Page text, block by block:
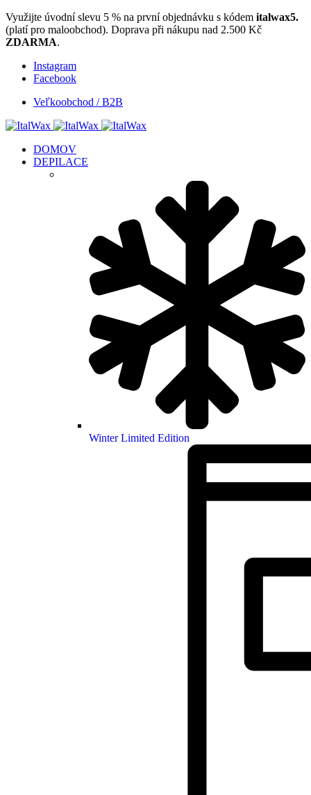
Využijte úvodní slevu 5 % na první objednávku s kódem italwax5.
(platí pro maloobchod). Doprava při nákupu nad 2.500 Kč
ZDARMA.
Instagram
Facebook
Veľkoobchod / B2B
DOMOV
DEPILACE
Winter Limited Edition